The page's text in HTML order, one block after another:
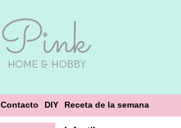
Contacto DIY Receta de la semana